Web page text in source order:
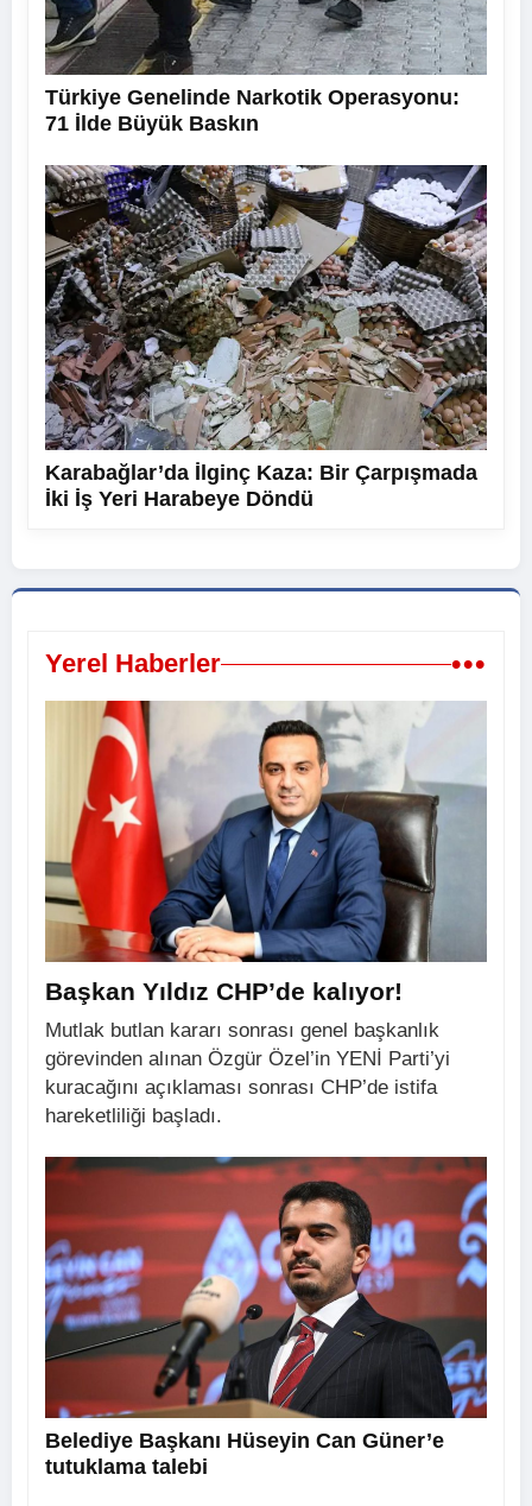
Türkiye Genelinde Narkotik Operasyonu:
71 İlde Büyük Baskın
Karabağlar’da İlginç Kaza: Bir Çarpışmada
İki İş Yeri Harabeye Döndü
Yerel Haberler •••
Başkan Yıldız CHP’de kalıyor!
Mutlak butlan kararı sonrası genel başkanlık
görevinden alınan Özgür Özel’in YENİ Parti’yi
kuracağını açıklaması sonrası CHP’de istifa
hareketliliği başladı.
Belediye Başkanı Hüseyin Can Güner’e
tutuklama talebi